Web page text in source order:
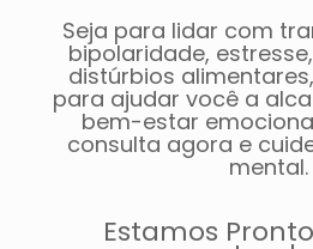
Seja para lidar com
bipolaridade,
distúrbios
para ajudar você a
bem-estar
consulta agora e
mental.
Estamos